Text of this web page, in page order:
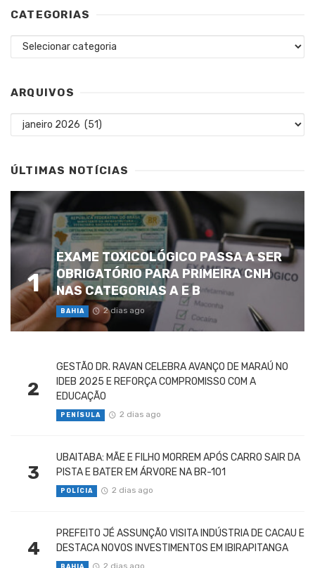
CATEGORIAS
Categorias
ARQUIVOS
Arquivos
ÚLTIMAS NOTÍCIAS
1
EXAME TOXICOLÓGICO PASSA A SER
OBRIGATÓRIO PARA PRIMEIRA CNH
NAS CATEGORIAS A E B
BAHIA 2 dias ago
2
GESTÃO DR. RAVAN CELEBRA AVANÇO DE MARAÚ NO
IDEB 2025 E REFORÇA COMPROMISSO COM A
EDUCAÇÃO
PENÍSULA 2 dias ago
3
UBAITABA: MÃE E FILHO MORREM APÓS CARRO SAIR DA
PISTA E BATER EM ÁRVORE NA BR-101
POLÍCIA 2 dias ago
4
PREFEITO JÉ ASSUNÇÃO VISITA INDÚSTRIA DE CACAU E
DESTACA NOVOS INVESTIMENTOS EM IBIRAPITANGA
BAHIA 2 dias ago